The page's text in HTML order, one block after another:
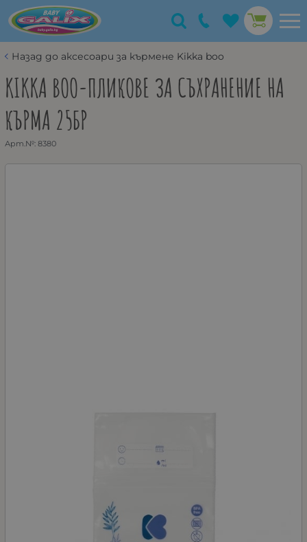
Назад до аксесоари за кърмене Kikka boo
KIKKA BOO-ПЛИКОВЕ ЗА СЪХРАНЕНИЕ НА
КЪРМА 25БР
Арт.№: 8380